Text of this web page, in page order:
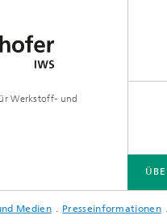
Werkstoff- und
UND KOMPETENZEN
Medien Presseinformationen